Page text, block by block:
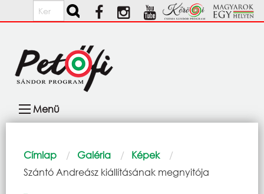
Ugrás a tartalomra
Keresés
navigáció
Menü
Morzsa
Címlap Galéria
Képek
Current:
Szántó Andreász kiállításának megnyitója